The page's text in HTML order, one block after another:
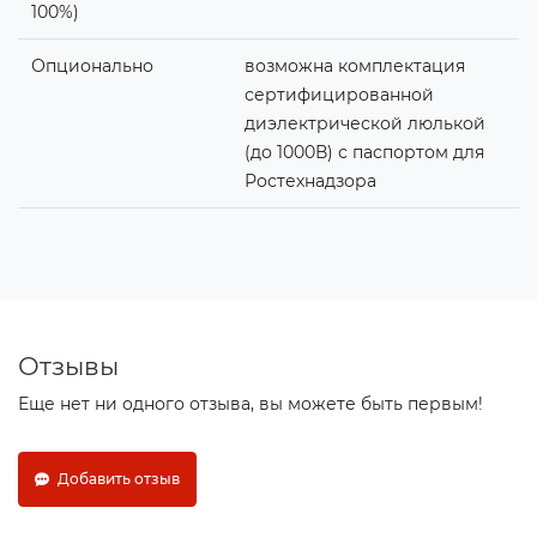
100%)
Опционально
возможна комплектация
сертифицированной
диэлектрической люлькой
(до 1000В) с паспортом для
Ростехнадзора
Отзывы
Еще нет ни одного отзыва, вы можете быть первым!
Добавить отзыв